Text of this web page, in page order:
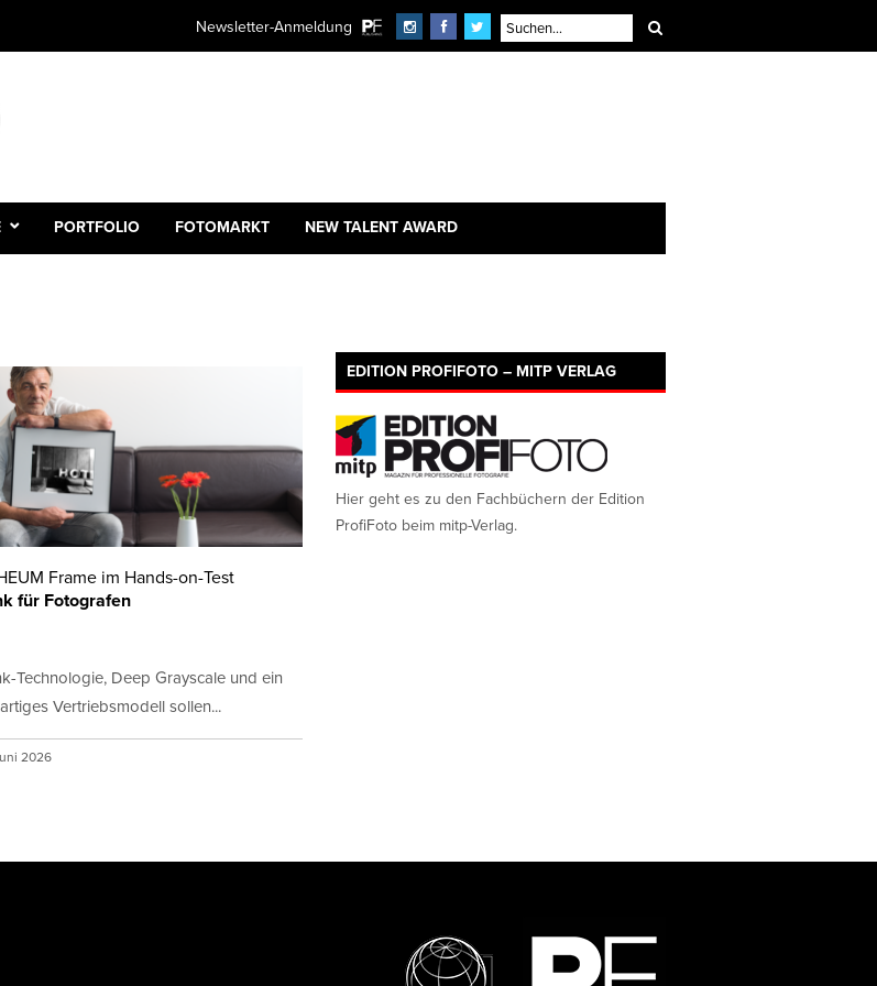
Newsletter-Anmeldung
PORTFOLIO FOTOMARKT NEW TALENT AWARD
Frame im Hands-on-Test
für Fotografen
Technologie, Deep Grayscale und ein
Vertriebsmodell sollen...
2026
EDITION PROFIFOTO – MITP VERLAG
Hier geht es zu den Fachbüchern der Edition
ProfiFoto beim mitp-Verlag.